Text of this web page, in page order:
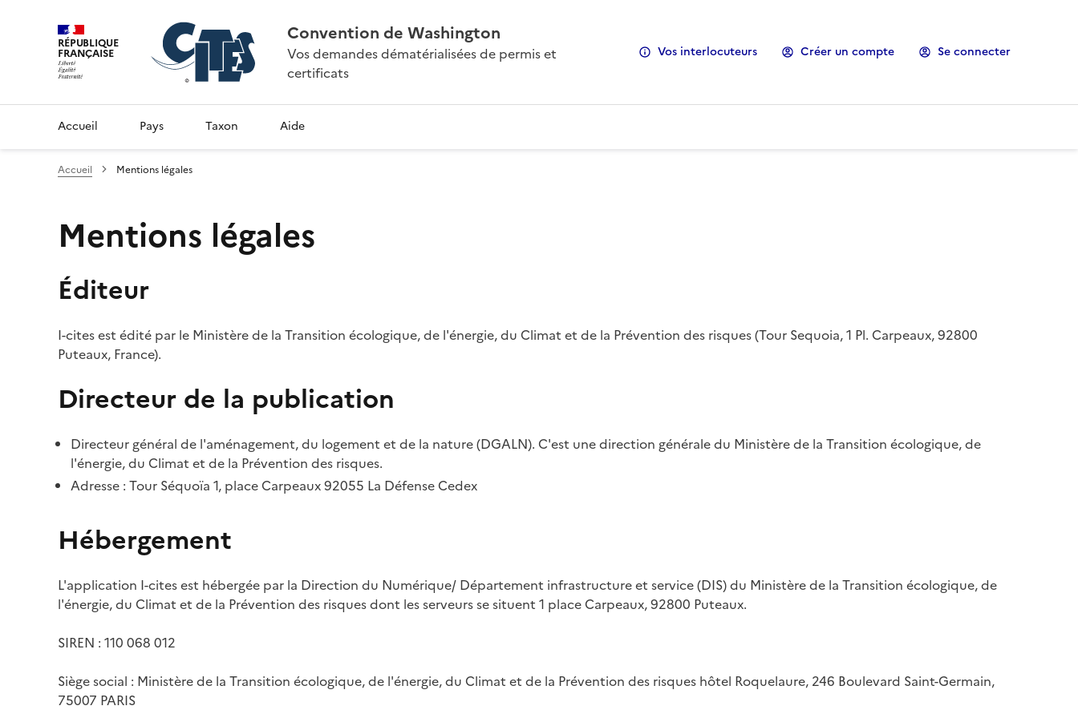
RÉPUBLIQUE
FRANÇAISE
Convention de Washington
Vos demandes dématérialisées de permis et
certificats
Vos interlocuteurs Créer un compte Se connecter
Accueil Pays Taxon Aide
Accueil Mentions légales
Mentions légales
Éditeur
I-cites est édité par le Ministère de la Transition écologique, de l'énergie, du Climat et de la Prévention des risques (Tour Sequoia, 1 Pl. Carpeaux, 92800
Puteaux, France).
Directeur de la publication
Directeur général de l'aménagement, du logement et de la nature (DGALN). C'est une direction générale du Ministère de la Transition écologique, de
l'énergie, du Climat et de la Prévention des risques.
Adresse : Tour Séquoïa 1, place Carpeaux 92055 La Défense Cedex
Hébergement
L'application I-cites est hébergée par la Direction du Numérique/ Département infrastructure et service (DIS) du Ministère de la Transition écologique, de
l'énergie, du Climat et de la Prévention des risques dont les serveurs se situent 1 place Carpeaux, 92800 Puteaux.
SIREN : 110 068 012
Siège social : Ministère de la Transition écologique, de l'énergie, du Climat et de la Prévention des risques hôtel Roquelaure, 246 Boulevard Saint-Germain,
75007 PARIS